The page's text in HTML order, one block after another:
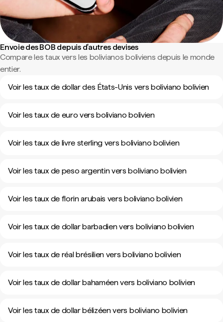
Envoie des BOB depuis d'autres devises
Compare les taux vers les bolivianos boliviens depuis le monde
entier.
Voir les taux de dollar des États-Unis vers boliviano bolivien
Voir les taux de euro vers boliviano bolivien
Voir les taux de livre sterling vers boliviano bolivien
Voir les taux de peso argentin vers boliviano bolivien
Voir les taux de florin arubais vers boliviano bolivien
Voir les taux de dollar barbadien vers boliviano bolivien
Voir les taux de réal brésilien vers boliviano bolivien
Voir les taux de dollar bahaméen vers boliviano bolivien
Voir les taux de dollar bélizéen vers boliviano bolivien